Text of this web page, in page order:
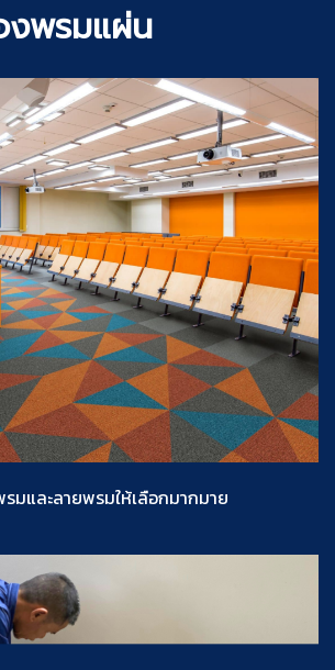
งพรมแผ่น
มและลายพรมให้เลือกมากมาย